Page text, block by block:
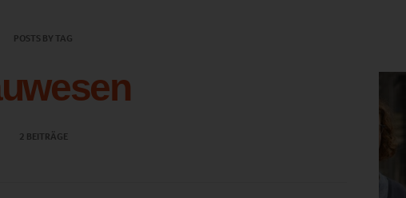
POSTS BY TAG
2 BEITRÄGE